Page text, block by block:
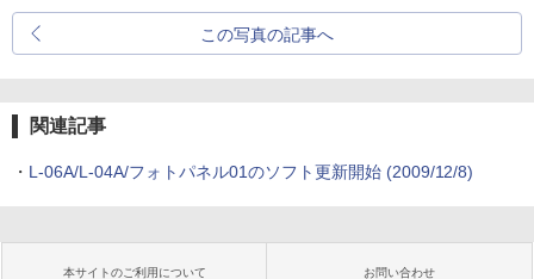
この写真の記事へ
関連記事
・ L-06A/L-04A/フォトパネル01のソフト更新開始(2009/12/8)
本サイトのご利用について お問い合わせ